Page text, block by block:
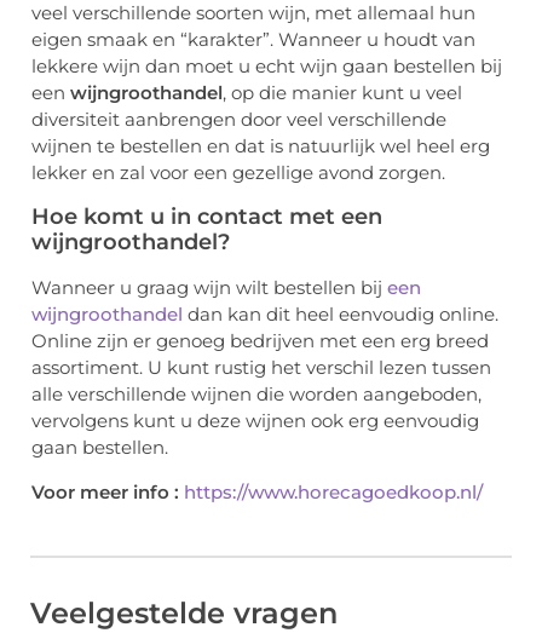
veel verschillende soorten wijn, met allemaal hun
eigen smaak en “karakter”. Wanneer u houdt van
lekkere wijn dan moet u echt wijn gaan bestellen bij
een wijngroothandel, op die manier kunt u veel
diversiteit aanbrengen door veel verschillende
wijnen te bestellen en dat is natuurlijk wel heel erg
lekker en zal voor een gezellige avond zorgen.
Hoe komt u in contact met een
wijngroothandel?
Wanneer u graag wijn wilt bestellen bij een
wijngroothandel dan kan dit heel eenvoudig online.
Online zijn er genoeg bedrijven met een erg breed
assortiment. U kunt rustig het verschil lezen tussen
alle verschillende wijnen die worden aangeboden,
vervolgens kunt u deze wijnen ook erg eenvoudig
gaan bestellen.
Voor meer info : https://www.horecagoedkoop.nl/
Veelgestelde vragen